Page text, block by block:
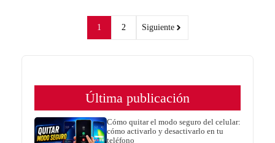
1 2 Siguiente
Última publicación
Cómo quitar el modo seguro del celular:
cómo activarlo y desactivarlo en tu
teléfono